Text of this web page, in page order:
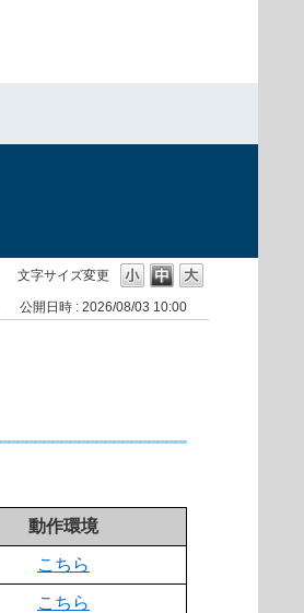
文字サイズ変更
公開日時 : 2026/08/03 10:00
動作環境
こちら
こちら